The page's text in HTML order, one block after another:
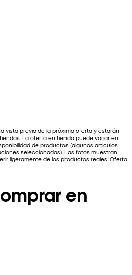
vista previa de la próxima oferta y estarán
La oferta en tienda puede variar en
de productos (algunos artículos
seleccionadas). Las fotos muestran
ligeramente de los productos reales. Oferta
en